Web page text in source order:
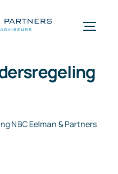
doen wij
& Partners
NBC Eelman & Partners